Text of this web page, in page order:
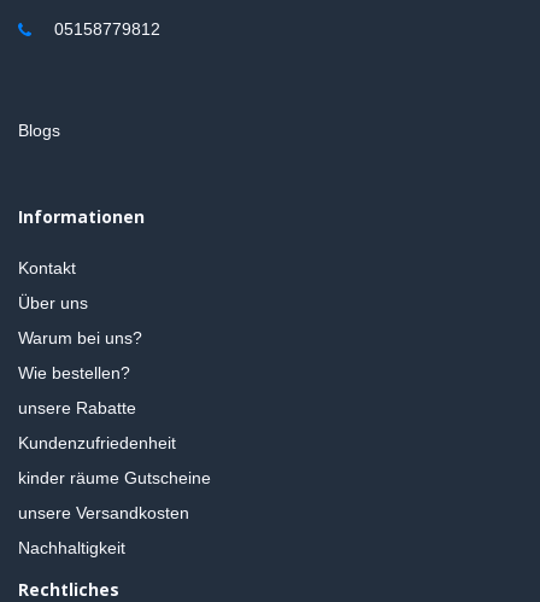
05158779812
Blogs
Informationen
Kontakt
Über uns
Warum bei uns?
Wie bestellen?
unsere Rabatte
Kundenzufriedenheit
kinder räume Gutscheine
unsere Versandkosten
Nachhaltigkeit
Rechtliches